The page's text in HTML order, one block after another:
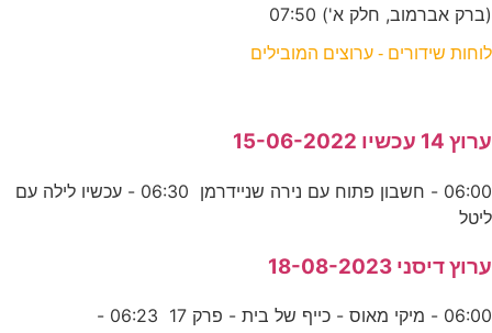
(ברק אברמוב, חלק א') 07:50
לוחות שידורים - ערוצים המובילים
ערוץ 14 עכשיו 15-06-2022
06:00 - חשבון פתוח עם נירה שניידרמן 06:30 - עכשיו לילה עם
ליטל
ערוץ דיסני 18-08-2023
06:00 - מיקי מאוס - כייף של בית - פרק 17 06:23 -